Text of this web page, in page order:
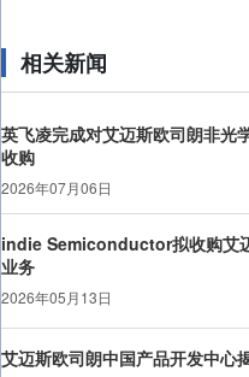
相关新闻
英飞凌完成对艾迈斯欧司朗非光
收购
2026年07月06日
indie Semiconductor拟收购艾
业务
2026年05月13日
艾迈斯欧司朗中国产品开发中心